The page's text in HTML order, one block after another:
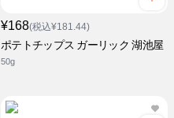
¥168(税込¥181.44)
ポテトチップス ガーリック 湖池屋
50g